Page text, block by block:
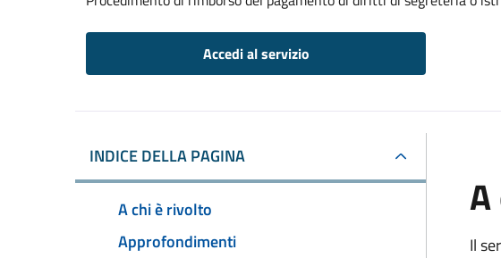
Accedi al servizio
INDICE DELLA PAGINA
A chi è rivolto
Approfondimenti
Il